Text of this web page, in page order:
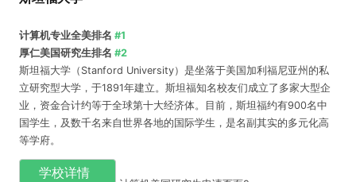
计算机专业全美排名 #1
厚仁美国研究生排名 #2
斯坦福大学（Stanford University）是坐落于美国加利福尼亚州的私
立研究型大学，于1891年建立。斯坦福知名校友们成立了多家大型企
业，资金合计约等于全球第十大经济体。目前，斯坦福约有900名中
国学生，及数千名来自世界各地的国际学生，是名副其实的多元化高
等学府。
学校详情